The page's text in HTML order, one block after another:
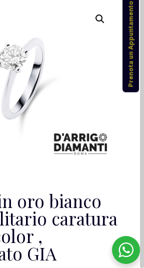
oro bianco
caratura
,
GIA
Prenota un Appuntamento